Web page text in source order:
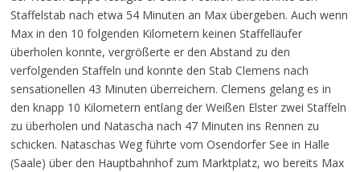
Staffelstab nach etwa 54 Minuten an Max übergeben. Auch wenn
Max in den 10 folgenden Kilometern keinen Staffelläufer
überholen konnte, vergrößerte er den Abstand zu den
verfolgenden Staffeln und konnte den Stab Clemens nach
sensationellen 43 Minuten überreichern. Clemens gelang es in
den knapp 10 Kilometern entlang der Weißen Elster zwei Staffeln
zu überholen und Natascha nach 47 Minuten ins Rennen zu
schicken. Nataschas Weg führte vom Osendorfer See in Halle
(Saale) über den Hauptbahnhof zum Marktplatz, wo bereits Max